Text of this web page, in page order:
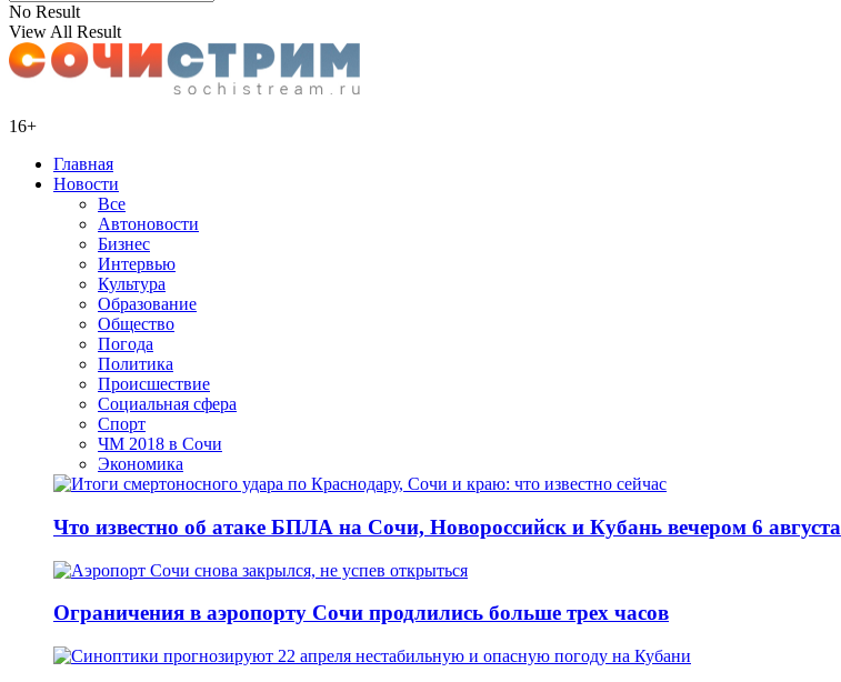
No Result
View All Result
16+
Главная
Новости
Все
Автоновости
Бизнес
Интервью
Культура
Образование
Общество
Погода
Политика
Происшествие
Социальная сфера
Спорт
ЧМ 2018 в Сочи
Экономика
Что известно об атаке БПЛА на Сочи, Новороссийск и Кубань вечером 6 августа
Ограничения в аэропорту Сочи продлились больше трех часов